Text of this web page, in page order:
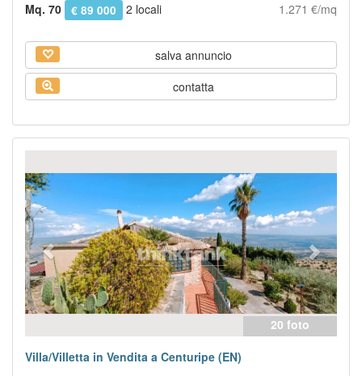
Mq. 70 € 89 000 2 locali 1.271 €/mq
salva annuncio
contatta
20 foto
Villa/Villetta in Vendita a Centuripe (EN)